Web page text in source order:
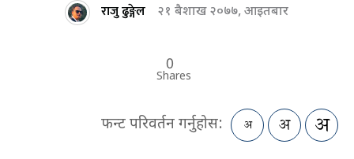
राजु ढुङ्गेल २१ बैशाख २०७७, आइतबार
0
Shares
फन्ट परिवर्तन गर्नुहोस: